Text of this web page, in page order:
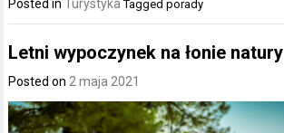
Posted inTurystyka Taggedporady
Letni wypoczynek na łonie natury
Posted on 2 maja 2021